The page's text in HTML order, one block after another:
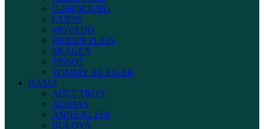
G-SHOCK/BG
GUESS
MOVADO
PHILIPP PLEIN
SKAGEN
TISSOT
TOMMY HILFIGER
DAMA
ACCUTRON
ADIDAS
ANNE KLEIN
BULOVA